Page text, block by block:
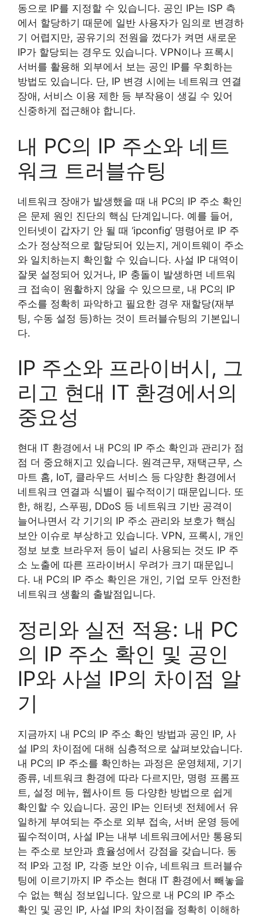
동으로 IP를 지정할 수 있습니다. 공인 IP는 ISP 측
에서 할당하기 때문에 일반 사용자가 임의로 변경하
기 어렵지만, 공유기의 전원을 껐다가 켜면 새로운
IP가 할당되는 경우도 있습니다. VPN이나 프록시
서버를 활용해 외부에서 보는 공인 IP를 우회하는
방법도 있습니다. 단, IP 변경 시에는 네트워크 연결
장애, 서비스 이용 제한 등 부작용이 생길 수 있어
신중하게 접근해야 합니다.
내 PC의 IP 주소와 네트
워크 트러블슈팅
네트워크 장애가 발생했을 때 내 PC의 IP 주소 확인
은 문제 원인 진단의 핵심 단계입니다. 예를 들어,
인터넷이 갑자기 안 될 때 ‘ipconfig’ 명령어로 IP 주
소가 정상적으로 할당되어 있는지, 게이트웨이 주소
와 일치하는지 확인할 수 있습니다. 사설 IP 대역이
잘못 설정되어 있거나, IP 충돌이 발생하면 네트워
크 접속이 원활하지 않을 수 있으므로, 내 PC의 IP
주소를 정확히 파악하고 필요한 경우 재할당(재부
팅, 수동 설정 등)하는 것이 트러블슈팅의 기본입니
다.
IP 주소와 프라이버시, 그
리고 현대 IT 환경에서의
중요성
현대 IT 환경에서 내 PC의 IP 주소 확인과 관리가 점
점 더 중요해지고 있습니다. 원격근무, 재택근무, 스
마트 홈, IoT, 클라우드 서비스 등 다양한 환경에서
네트워크 연결과 식별이 필수적이기 때문입니다. 또
한, 해킹, 스푸핑, DDoS 등 네트워크 기반 공격이
늘어나면서 각 기기의 IP 주소 관리와 보호가 핵심
보안 이슈로 부상하고 있습니다. VPN, 프록시, 개인
정보 보호 브라우저 등이 널리 사용되는 것도 IP 주
소 노출에 따른 프라이버시 우려가 크기 때문입니
다. 내 PC의 IP 주소 확인은 개인, 기업 모두 안전한
네트워크 생활의 출발점입니다.
정리와 실전 적용: 내 PC
의 IP 주소 확인 및 공인
IP와 사설 IP의 차이점 알
기
지금까지 내 PC의 IP 주소 확인 방법과 공인 IP, 사
설 IP의 차이점에 대해 심층적으로 살펴보았습니다.
내 PC의 IP 주소를 확인하는 과정은 운영체제, 기기
종류, 네트워크 환경에 따라 다르지만, 명령 프롬프
트, 설정 메뉴, 웹사이트 등 다양한 방법으로 쉽게
확인할 수 있습니다. 공인 IP는 인터넷 전체에서 유
일하게 부여되는 주소로 외부 접속, 서버 운영 등에
필수적이며, 사설 IP는 내부 네트워크에서만 통용되
는 주소로 보안과 효율성에서 강점을 갖습니다. 동
적 IP와 고정 IP, 각종 보안 이슈, 네트워크 트러블슈
팅에 이르기까지 IP 주소는 현대 IT 환경에서 빼놓을
수 없는 핵심 정보입니다. 앞으로 내 PC의 IP 주소
확인 및 공인 IP, 사설 IP의 차이점을 정확히 이해하